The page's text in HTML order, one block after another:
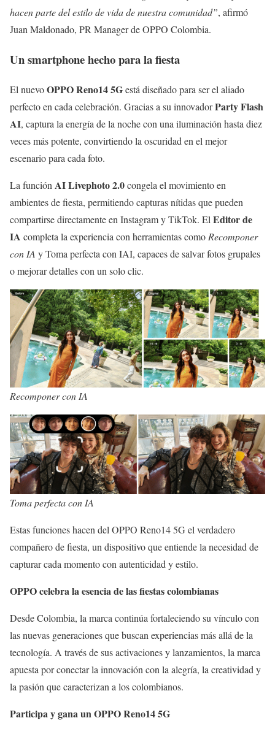
hacen parte del estilo de vida de nuestra comunidad”, afirmó
Juan Maldonado, PR Manager de OPPO Colombia.
Un smartphone hecho para la fiesta
El nuevoOPPO Reno14 5Gestá diseñado para ser el aliado
perfecto en cada celebración. Gracias a su innovadorParty Flash
AI, captura la energía de la noche con una iluminación hasta diez
veces más potente, convirtiendo la oscuridad en el mejor
escenario para cada foto.
La función AI Livephoto 2.0congela el movimiento en
ambientes de fiesta, permitiendo capturas nítidas que pueden
compartirse directamente en Instagram y TikTok. El Editor de
IA completa la experiencia con herramientas como Recomponer
con IA y Toma perfecta con IAI, capaces de salvar fotos grupales
o mejorar detalles con un solo clic.
Recomponer con IA
Toma perfecta con IA
Estas funciones hacen del OPPO Reno14 5G el verdadero
compañero de fiesta, un dispositivo que entiende la necesidad de
capturar cada momento con autenticidad y estilo.
OPPO celebra la esencia de las fiestas colombianas
Desde Colombia, la marca continúa fortaleciendo su vínculo con
las nuevas generaciones que buscan experiencias más allá de la
tecnología. A través de sus activaciones y lanzamientos, la marca
apuesta por conectar la innovación con la alegría, la creatividad y
la pasión que caracterizan a los colombianos.
Participa y gana un OPPO Reno14 5G